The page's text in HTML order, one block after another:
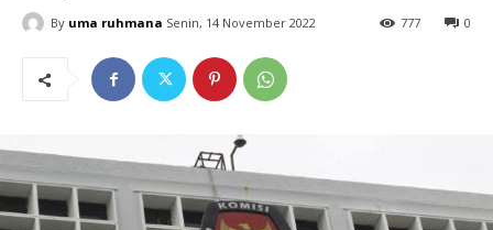
By uma ruhmana Senin, 14 November 2022 0
777